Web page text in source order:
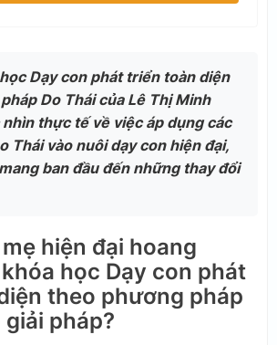
Dạy con phát triển toàn diện
Do Thái của Lê Thị Minh
thực tế về việc áp dụng các
Thái vào nuôi dạy con hiện đại,
ban đầu đến những thay đổi
hiện đại hoang
học Dạy con phát
theo phương pháp
giải pháp?